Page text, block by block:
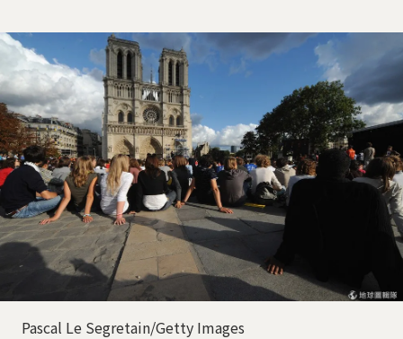
Pascal Le Segretain/Getty Images